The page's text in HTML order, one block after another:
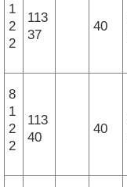
1
2
2
113
37
40
8
1
2
2
113
40
40